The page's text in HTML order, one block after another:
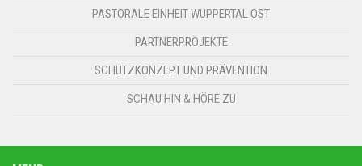
PASTORALE EINHEIT WUPPERTAL OST
PARTNERPROJEKTE
SCHUTZKONZEPT UND PRÄVENTION
SCHAU HIN & HÖRE ZU